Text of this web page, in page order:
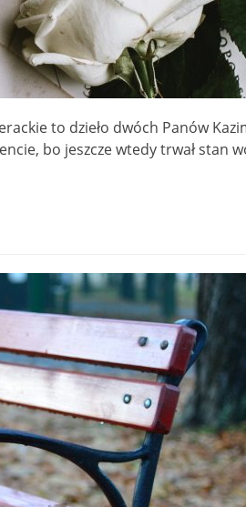
to dzieło dwóch Panów
bo jeszcze wtedy trwał stan